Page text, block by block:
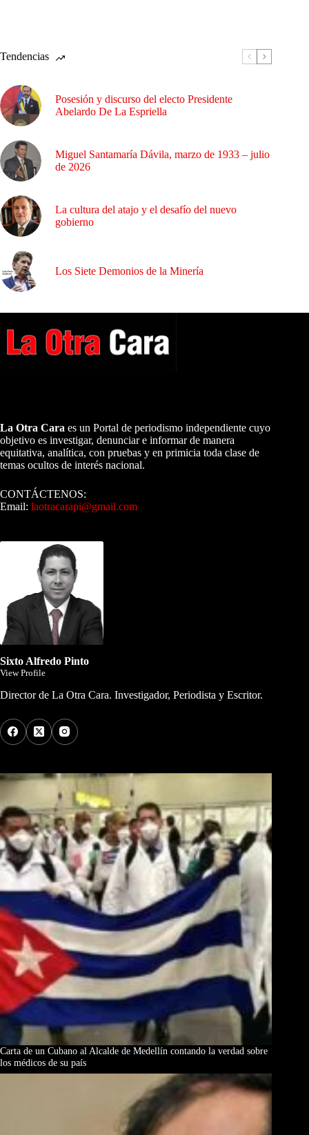
Tendencias
Posesión y discurso del electo Presidente
Abelardo De La Espriella
Miguel Santamaría Dávila, marzo de 1933 – julio
de 2026
La cultura del atajo y el desafío del nuevo
gobierno
Los Siete Demonios de la Minería
La Otra Cara es un Portal de periodismo independiente cuyo
objetivo es investigar, denunciar e informar de manera
equitativa, analítica, con pruebas y en primicia toda clase de
temas ocultos de interés nacional.
CONTÁCTENOS:
Email: laotracarapi@gmail.com
Sixto Alfredo Pinto
View Profile
Director de La Otra Cara. Investigador, Periodista y Escritor.
Carta de un Cubano al Alcalde de Medellín contando la verdad sobre
los médicos de su país